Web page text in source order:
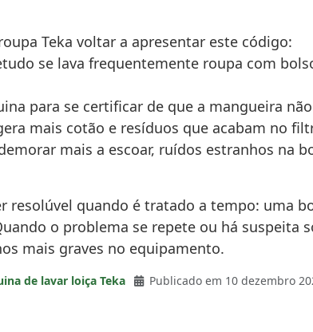
Teka voltar a apresentar este código:
se lava frequentemente roupa com
para se certificar de que a mangueira
mais cotão e resíduos que acabam no
mais a escoar, ruídos estranhos na
resolúvel quando é tratado a tempo: uma
o problema se repete ou há suspeita
mais graves no equipamento.
de lavar loiça Teka Publicado em 10 dezembro